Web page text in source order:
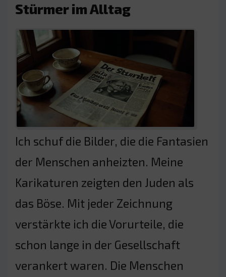
Stürmer im Alltag
Ich schuf die Bilder, die die Fantasien
der Menschen anheizten. Meine
Karikaturen zeigten den Juden als
das Böse. Mit jeder Zeichnung
verstärkte ich die Vorurteile, die
schon lange in der Gesellschaft
verankert waren. Die Menschen